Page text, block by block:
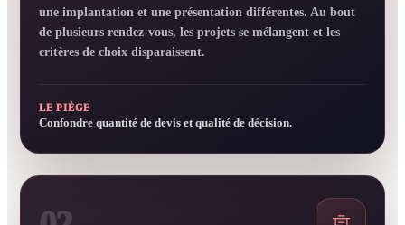
une implantation et une présentation différentes. Au bout
de plusieurs rendez-vous, les projets se mélangent et les
critères de choix disparaissent.
LE PIÈGE
Confondre quantité de devis et qualité de décision.